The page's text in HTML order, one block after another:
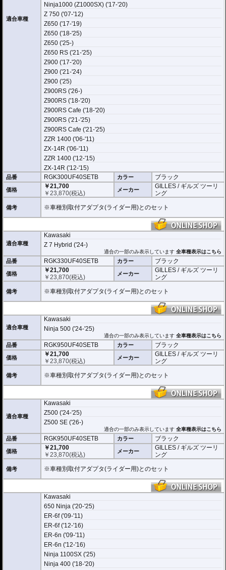
適合車種
Ninja1000 (Z1000SX) ('17-'20)
Z 750 ('07-'12)
Z650 ('17-'19)
Z650 ('18-'25)
Z650 ('25-)
Z650 RS ('21-'25)
Z900 ('17-'20)
Z900 ('21-'24)
Z900 ('25)
Z900RS ('26-)
Z900RS ('18-'20)
Z900RS Cafe ('18-'20)
Z900RS ('21-'25)
Z900RS Cafe ('21-'25)
ZZR 1400 ('06-'11)
ZX-14R ('06-'11)
ZZR 1400 ('12-'15)
ZX-14R ('12-'15)
品番 RGK300UF40SETB カラー ブラック
価格
￥21,700
￥23,870(税込) メーカー
GILLES / ギルズ ツーリ
ング
備考 ※車種別取付アダプタ(ライダー用)とのセット
適合車種
Kawasaki
Z 7 Hybrid ('24-)
適合の一部のみ表示しています全車種表示はこちら
品番 RGK330UF40SETB カラー ブラック
価格
￥21,700
￥23,870(税込) メーカー
GILLES / ギルズ ツーリ
ング
備考 ※車種別取付アダプタ(ライダー用)とのセット
適合車種
Kawasaki
Ninja 500 ('24-'25)
適合の一部のみ表示しています全車種表示はこちら
品番 RGK950UF40SETB カラー ブラック
価格
￥21,700
￥23,870(税込) メーカー
GILLES / ギルズ ツーリ
ング
備考 ※車種別取付アダプタ(ライダー用)とのセット
適合車種
Kawasaki
Z500 ('24-'25)
Z500 SE ('26-)
適合の一部のみ表示しています全車種表示はこちら
品番 RGK950UF40SETB カラー ブラック
価格
￥21,700
￥23,870(税込) メーカー
GILLES / ギルズ ツーリ
ング
備考 ※車種別取付アダプタ(ライダー用)とのセット
Kawasaki
650 Ninja ('20-'25)
ER-6f ('09-'11)
ER-6f ('12-'16)
ER-6n ('09-'11)
ER-6n ('12-'16)
Ninja 1100SX ('25)
Ninja 400 ('18-'20)